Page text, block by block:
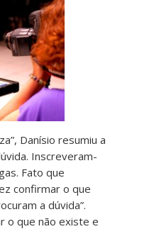
Danísio resumiu a
Inscreveram-
Fato que
confirmar o que
a dúvida”.
o que não existe e